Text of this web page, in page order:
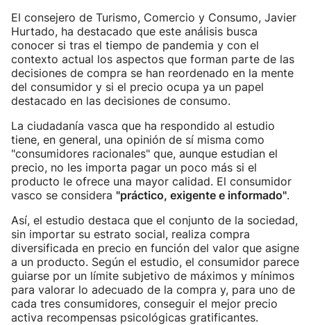
El consejero de Turismo, Comercio y Consumo, Javier
Hurtado, ha destacado que este análisis busca
conocer si tras el tiempo de pandemia y con el
contexto actual los aspectos que forman parte de las
decisiones de compra se han reordenado en la mente
del consumidor y si el precio ocupa ya un papel
destacado en las decisiones de consumo.
La ciudadanía vasca que ha respondido al estudio
tiene, en general, una opinión de sí misma como
"consumidores racionales" que, aunque estudian el
precio, no les importa pagar un poco más si el
producto le ofrece una mayor calidad. El consumidor
vasco se considera "práctico, exigente e informado".
Así, el estudio destaca que el conjunto de la sociedad,
sin importar su estrato social, realiza compra
diversificada en precio en función del valor que asigne
a un producto. Según el estudio, el consumidor parece
guiarse por un límite subjetivo de máximos y mínimos
para valorar lo adecuado de la compra y, para uno de
cada tres consumidores, conseguir el mejor precio
activa recompensas psicológicas gratificantes.